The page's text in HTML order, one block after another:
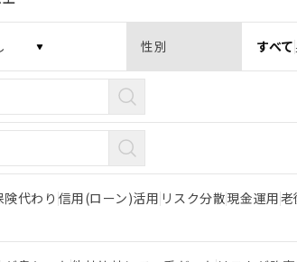
性別 すべて
険代わり 信用(ローン)活用 リスク分散現金運用老